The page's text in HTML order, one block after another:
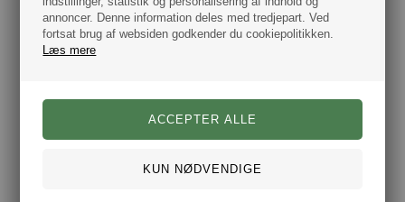
annoncer. Denne information deles med tredjepart. Ved
fortsat brug af websiden godkender du cookiepolitikken.
Læs mere
Farve: Sølv & Blå
Materiale: Rustfrit stål.
Diameter: 15 mm
Stilk mellemrum 15 mm.
Autoriseret Dansk Tommy Hilfiger
smykke forhandler.